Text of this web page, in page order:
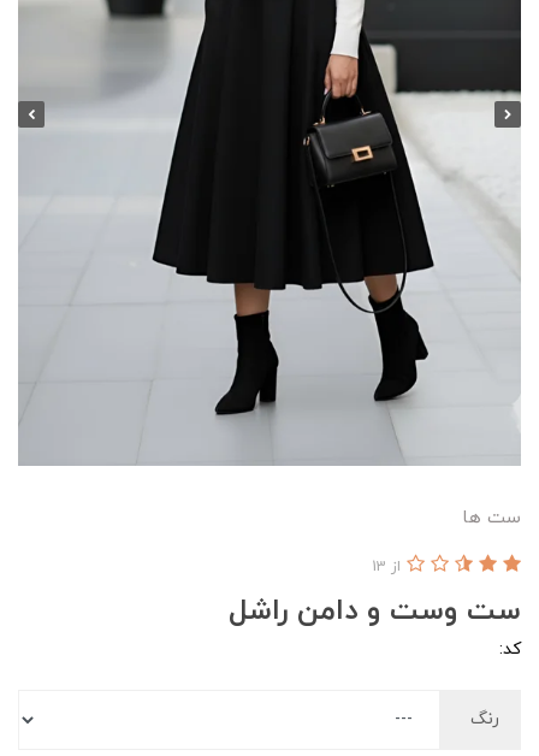
ست ها
ست وست و دامن راشل
از 13
کد:
رنگ